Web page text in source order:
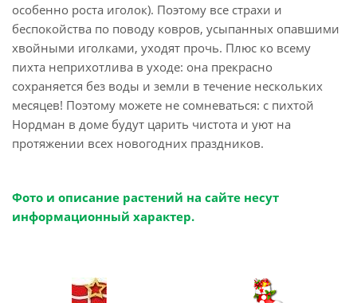
особенно роста иголок). Поэтому все страхи и
беспокойства по поводу ковров, усыпанных опавшими
хвойными иголками, уходят прочь. Плюс ко всему
пихта неприхотлива в уходе: она прекрасно
сохраняется без воды и земли в течение нескольких
месяцев! Поэтому можете не сомневаться: с пихтой
Нордман в доме будут царить чистота и уют на
протяжении всех новогодних праздников.
Фото и описание растений на сайте несут
информационный характер.